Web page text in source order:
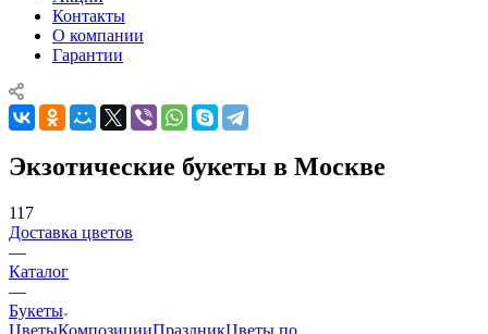
Контакты
О компании
Гарантии
Экзотические букеты в Москве
117
Доставка цветов
—
Каталог
—
Букеты
ЦветыКомпозицииПраздникЦветы по